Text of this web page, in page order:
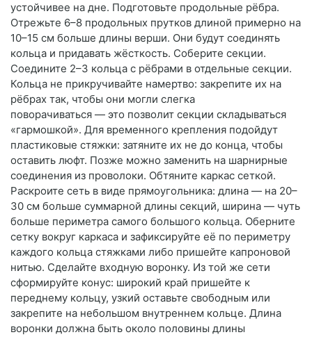
устойчивее на дне. Подготовьте продольные рёбра.
Отрежьте 6–8 продольных прутков длиной примерно на
10–15 см больше длины верши. Они будут соединять
кольца и придавать жёсткость. Соберите секции.
Соедините 2–3 кольца с рёбрами в отдельные секции.
Кольца не прикручивайте намертво: закрепите их на
рёбрах так, чтобы они могли слегка
поворачиваться — это позволит секции складываться
«гармошкой». Для временного крепления подойдут
пластиковые стяжки: затяните их не до конца, чтобы
оставить люфт. Позже можно заменить на шарнирные
соединения из проволоки. Обтяните каркас сеткой.
Раскроите сеть в виде прямоугольника: длина — на 20–
30 см больше суммарной длины секций, ширина — чуть
больше периметра самого большого кольца. Оберните
сетку вокруг каркаса и зафиксируйте её по периметру
каждого кольца стяжками либо пришейте капроновой
нитью. Сделайте входную воронку. Из той же сети
сформируйте конус: широкий край пришейте к
переднему кольцу, узкий оставьте свободным или
закрепите на небольшом внутреннем кольце. Длина
воронки должна быть около половины длины